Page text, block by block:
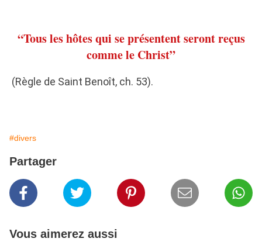
“Tous les hôtes qui se présentent seront reçus
comme le Christ”
(Règle de Saint Benoît, ch. 53).
#divers
Partager
Vous aimerez aussi